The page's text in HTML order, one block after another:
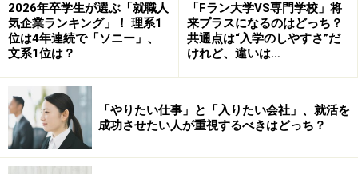
2026年卒学生が選ぶ「就職人
気企業ランキング」！ 理系1
位は4年連続で「ソニー」、
文系1位は？
「Fラン大学VS専門学校」将
来プラスになるのはどっち？
共通点は“入学のしやすさ”だ
けれど、違いは…
「やりたい仕事」と「入りたい会社」、就活を
成功させたい人が重視するべきはどっち？